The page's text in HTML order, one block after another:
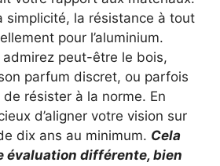
simplicité, la résistance à tout
pour l’aluminium.
peut-être le bois,
parfum discret, ou parfois
résister à la norme. En
d’aligner votre vision sur
dix ans au minimum. Cela
évaluation différente, bien